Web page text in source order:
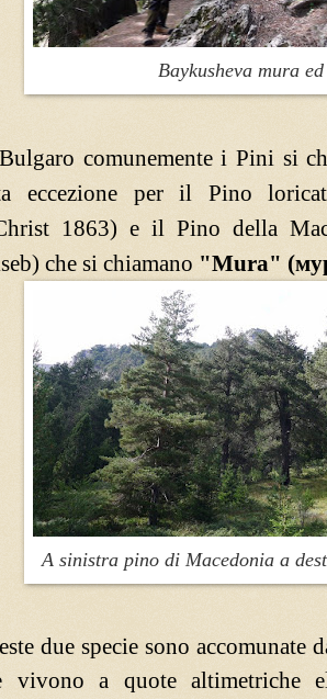
Baykusheva mura
comunemente i Pini si
eccezione per il Pino
1863) e il Pino della
che si chiamano "Mura"
A sinistra pino di Macedonia a
due specie sono accomunate
vivono a quote altimetriche